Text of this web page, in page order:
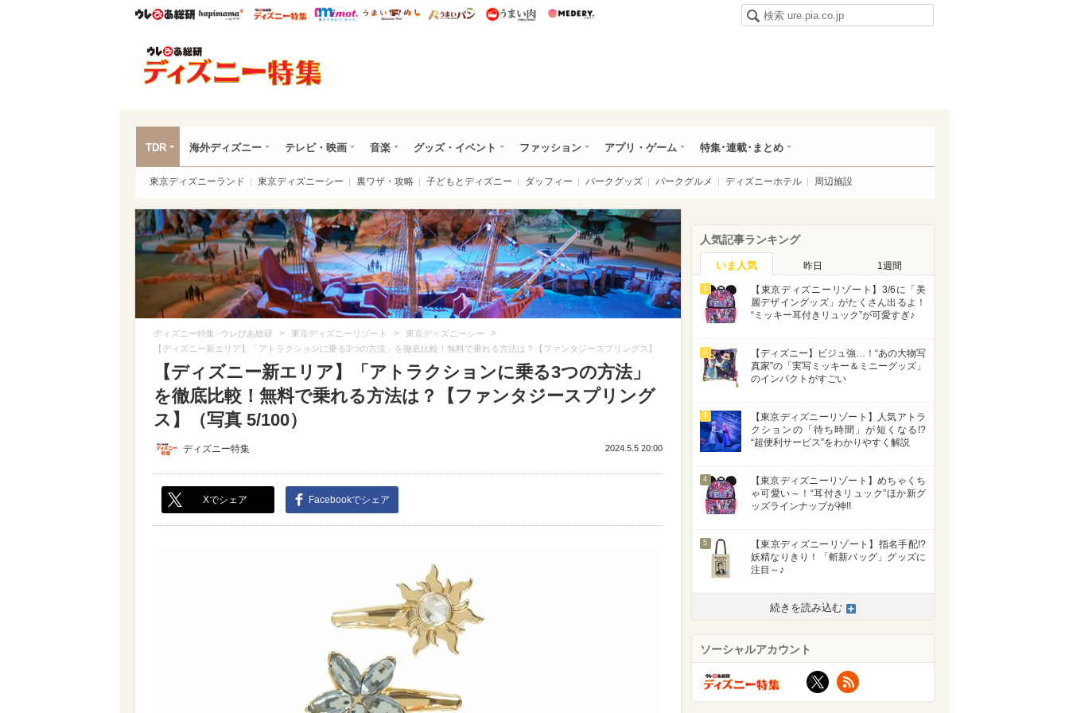
ウレぴあ総研ハピママ* ウレぴあ総研 ディズニー特集
mimot. うまいめし うまいパン うまい肉
TDR 海外ディズニー テレビ・映画 音楽 グッズ・イベント ファッション アプリ・ゲーム 特集･連載･まとめ
東京ディズニーランド 東京ディズニーシー 裏ワザ・攻略 子どもとディズニー ダッフィー パークグッズ パークグルメ ディズニーホテル 周辺施設
ディズニー特集 -ウレぴあ総研 > 東京ディズニーリゾート > 東京ディズニーシー >
【ディズニー新エリア】「アトラクションに乗る3つの方法」を徹底比較！無料で乗れる方法は？【ファンタジースプリングス】
【ディズニー新エリア】「アトラクションに乗る3つの方法」
を徹底比較！無料で乗れる方法は？【ファンタジースプリング
ス】（写真 5/100）
ディズニー特集 2024.5.5 20:00
Xでシェア Facebookでシェア
人気記事ランキング
いま人気 昨日 1週間
1
【東京ディズニーリゾート】3/6に「美
麗デザイングッズ」がたくさん出るよ！
“ミッキー耳付きリュック”が可愛すぎ♪
2
【ディズニー】ビジュ強…！“あの大物写
真家”の「実写ミッキー＆ミニーグッズ」
のインパクトがすごい
3
【東京ディズニーリゾート】人気アトラ
クションの「待ち時間」が短くなる!?
“超便利サービス”をわかりやすく解説
4
【東京ディズニーリゾート】めちゃくち
ゃ可愛い～！“耳付きリュック”ほか新グ
ッズラインナップが神!!
5
【東京ディズニーリゾート】指名手配!?
妖精なりきり！「斬新バッグ」グッズに
注目～♪
続きを読み込む
ソーシャルアカウント
X